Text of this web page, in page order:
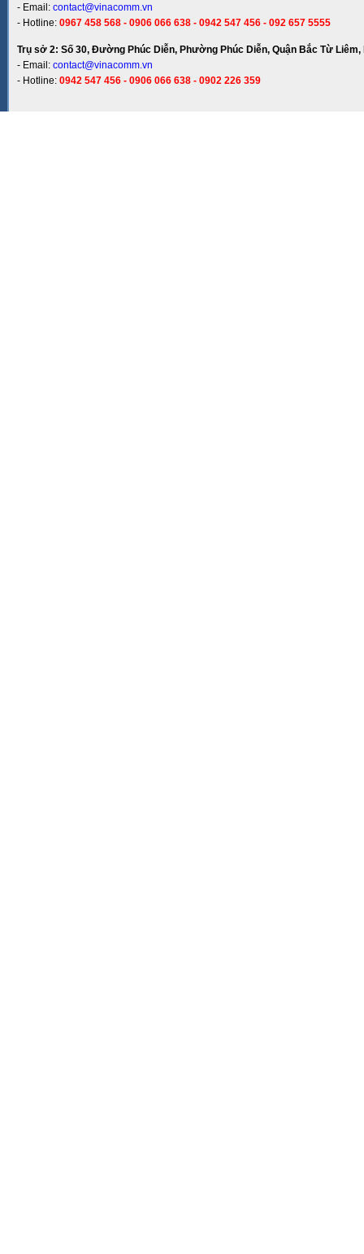
- Email: contact@vinacomm.vn
- Hotline: 0967 458 568 - 0906 066 638 - 0942 547 456 - 092 657 5555
Trụ sở 2: Số 30, Đường Phúc Diễn, Phường Phúc Diễn, Quận Bắc Từ Liêm,
- Email: contact@vinacomm.vn
- Hotline: 0942 547 456 - 0906 066 638 - 0902 226 359